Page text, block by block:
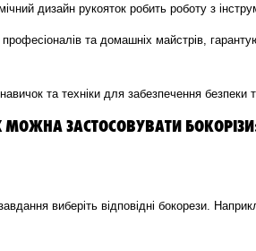
дизайн рукояток робить роботу з
та домашніх майстрів,
та техніки для забезпечення безпеки
МОЖНА ЗАСТОСОВУВАТИ
виберіть відповідні бокорези.